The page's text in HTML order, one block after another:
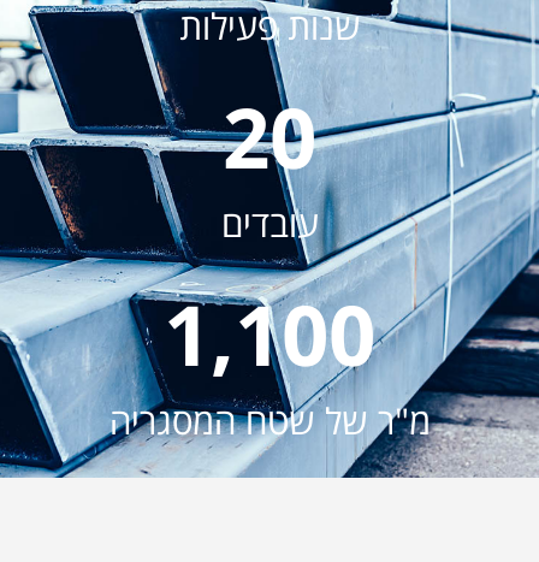
שנות פעילות
עובדים
20
מ"ר של שטח המסגריה
1,100